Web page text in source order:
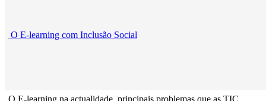
O E-learning com Inclusão Social